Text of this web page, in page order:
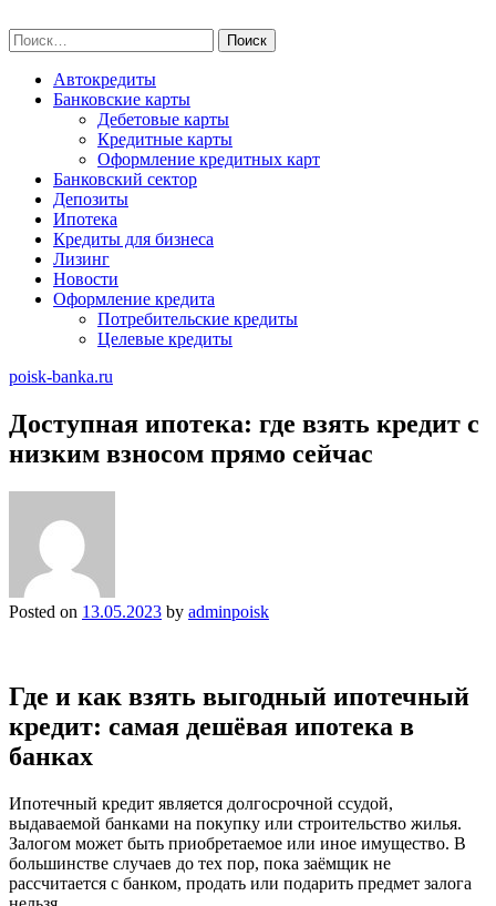
to
content
Найти:
Автокредиты
Банковские карты
Дебетовые карты
Кредитные карты
Оформление кредитных карт
Банковский сектор
Депозиты
Ипотека
Кредиты для бизнеса
Лизинг
Новости
Оформление кредита
Потребительские кредиты
Целевые кредиты
poisk-banka.ru
Доступная ипотека: где взять кредит с
низким взносом прямо сейчас
Posted on 13.05.2023 by adminpoisk
Где и как взять выгодный ипотечный
кредит: самая дешёвая ипотека в
банках
Ипотечный кредит является долгосрочной ссудой,
выдаваемой банками на покупку или строительство жилья.
Залогом может быть приобретаемое или иное имущество. В
большинстве случаев до тех пор, пока заёмщик не
рассчитается с банком, продать или подарить предмет залога